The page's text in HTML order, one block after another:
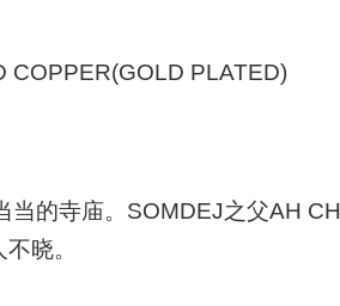
COPPER(GOLD PLATED)
的寺庙。SOMDEJ之父AH
晓。